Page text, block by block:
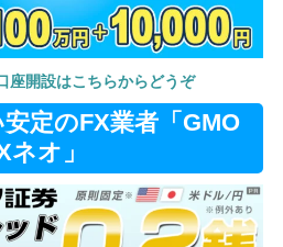
座開設はこちらからどうぞ
定のFX業者「GMO
オ」